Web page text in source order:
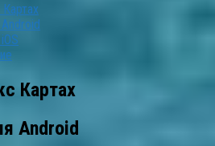
Картах
Android